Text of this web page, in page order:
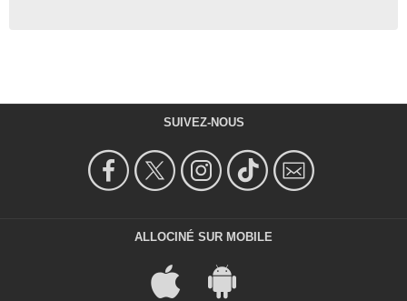
SUIVEZ-NOUS
ALLOCINÉ SUR MOBILE